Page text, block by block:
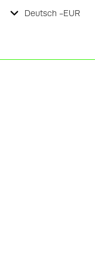
Deutsch -EUR